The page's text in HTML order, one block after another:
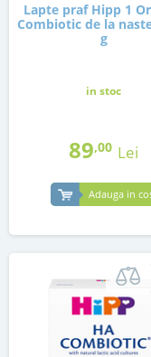
Lapte praf Hipp 1
Combiotic de la
g
in stoc
89,00 Lei
Adauga in